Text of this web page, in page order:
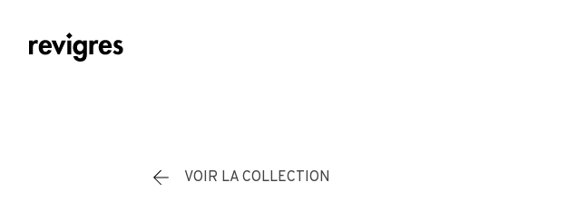
VOIR LA COLLECTION